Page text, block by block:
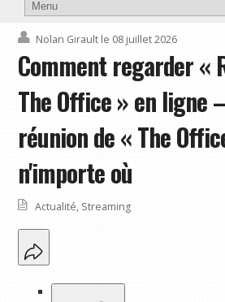
Nolan Girault le 08 juillet 2026
Comment regarder «
The Office » en ligne
réunion de « The
n'importe où
Actualité, Streaming